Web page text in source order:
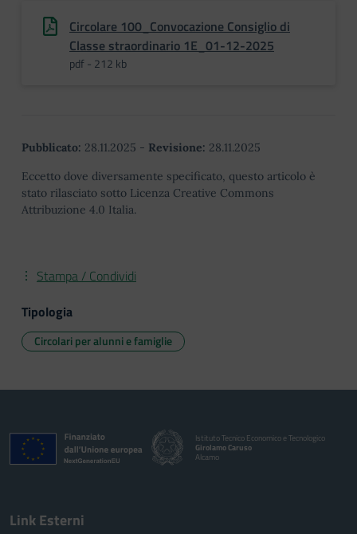
Circolare 100_Convocazione Consiglio di
Classe straordinario 1E_01-12-2025
pdf - 212 kb
Pubblicato: 28.11.2025 - Revisione: 28.11.2025
Eccetto dove diversamente specificato, questo articolo è
stato rilasciato sotto Licenza Creative Commons
Attribuzione 4.0 Italia.
Stampa / Condividi
Tipologia
Circolari per alunni e famiglie
Istituto Tecnico Economico e Tecnologico
Girolamo Caruso
Alcamo
Link Esterni